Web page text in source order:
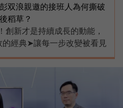
双浪親邀的接班人為何撕破
稻草？
創新才是持續成長的動能，
經典➤讓每一步改變被看見